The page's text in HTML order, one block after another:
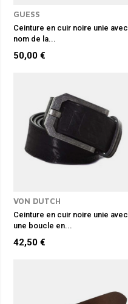
GUESS
Ceinture en cuir noire unie avec
nom de la...
50,00 €
VON DUTCH
Ceinture en cuir noire unie avec
une boucle en...
42,50 €